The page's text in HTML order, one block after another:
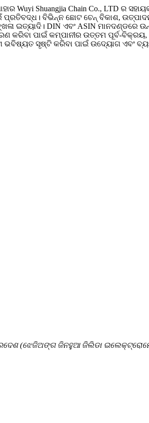
Wuyi Shuangjia Chain Co., LTD ର
ପ୍ରତିବଦ୍ଧ। ବିଭିନ୍ନ ଛୋଟ ଚେନ୍ ବିକାଶ,
ଇତ୍ୟାଦି। DIN ଏବଂ ASIN ମାନଦଣ୍ଡରେ
ପାଇଁ କମ୍ପାନୀର ଉତ୍ତମ ପୂର୍ବ-ବିକ୍ରୟ,
ଭବିଷ୍ୟତ ସୃଷ୍ଟି କରିବା ପାଇଁ ଉଦ୍ୟୋଗ ଏବଂ
(ଝେଜିଅଙ୍ଗ ଜିନହୁଆ ଜିଲିଡା